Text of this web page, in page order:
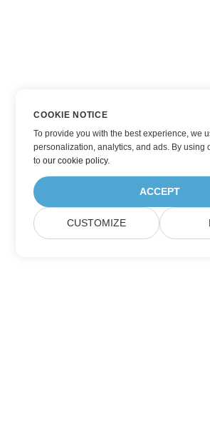
COOKIE NOTICE
To provide you with the best experience, we
personalization, analytics, and ads. By using
toour cookie policy.
ACCEPT
CUSTOMIZE